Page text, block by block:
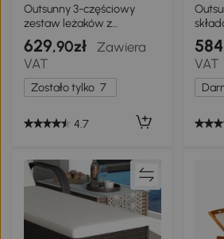
Outsunny 3-częściowy
zestaw leżaków z
metalowym stolikiem,
czarny
629,90zł
Zawiera
VAT
Zostało tylko 7
4.7
584
VAT